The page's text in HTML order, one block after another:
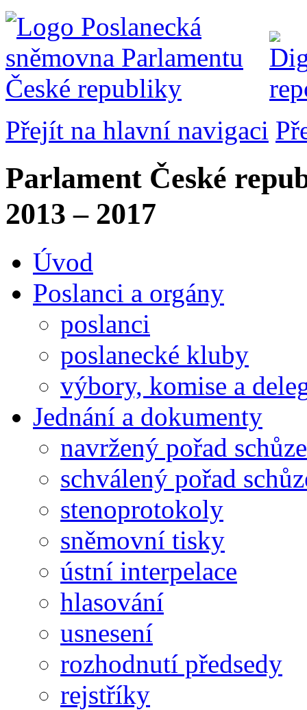
Přejít na hlavní navigaci
Parlament České
2013 – 2017
Úvod
Poslanci a orgány
poslanci
poslanecké kluby
výbory, komise a
Jednání a dokumenty
navržený pořad schůze
schválený pořad
stenoprotokoly
sněmovní tisky
ústní interpelace
hlasování
usnesení
rozhodnutí předsedy
rejstříky